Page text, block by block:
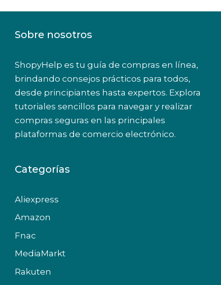
Sobre nosotros
ShopyHelp es tu guía de compras en línea,
brindando consejos prácticos para todos,
desde principiantes hasta expertos. Explora
tutoriales sencillos para navegar y realizar
compras seguras en las principales
plataformas de comercio electrónico.
Categorías
Aliexpress
Amazon
Fnac
MediaMarkt
Rakuten